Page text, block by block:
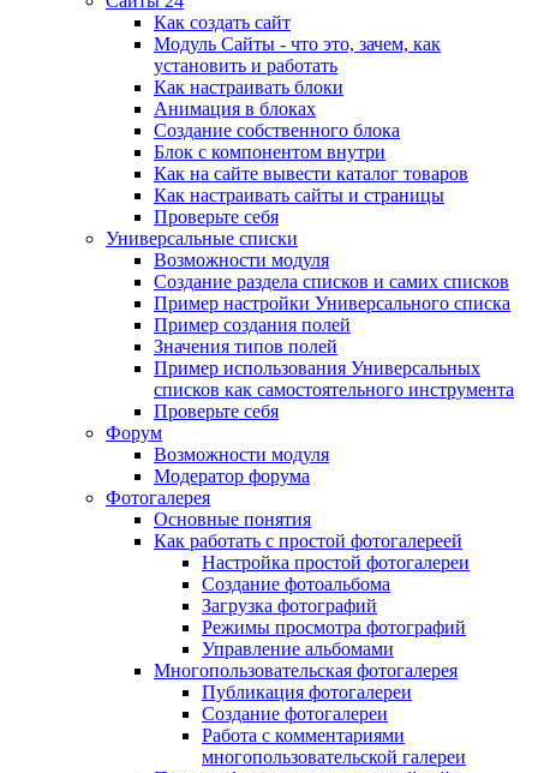
Как создать сайт
Модуль Сайты - что это, зачем, как
установить и работать
Как настраивать блоки
Анимация в блоках
Создание собственного блока
Блок с компонентом внутри
Как на сайте вывести каталог товаров
Как настраивать сайты и страницы
Проверьте себя
Универсальные списки
Возможности модуля
Создание раздела списков и самих списков
Пример настройки Универсального списка
Пример создания полей
Значения типов полей
Пример использования Универсальных
списков как самостоятельного инструмента
Проверьте себя
Форум
Возможности модуля
Модератор форума
Фотогалерея
Основные понятия
Как работать с простой фотогалереей
Настройка простой фотогалереи
Создание фотоальбома
Загрузка фотографий
Режимы просмотра фотографий
Управление альбомами
Многопользовательская фотогалерея
Публикация фотогалереи
Создание фотогалереи
Работа с комментариями
многопользовательской галереи